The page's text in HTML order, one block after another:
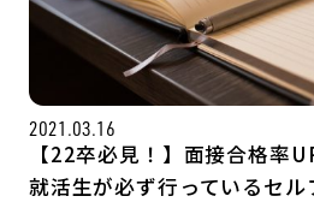
2021.03.16
【22卒必見！】面接合格率
就活生が必ず行っているセ